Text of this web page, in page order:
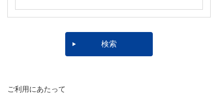
ご利用にあたって